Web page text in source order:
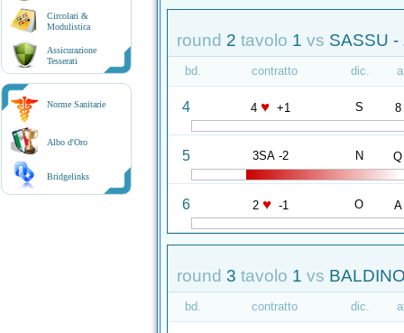
Circolari &
Modulistica
Assicurazione
Tesserati
Norme Sanitarie
Albo d'Oro
Bridgelinks
round 2 tavolo 1 vs SASSU -
bd. contratto dic.
4 4 ♥ +1 S 8
5 3SA -2 N Q
6 2 ♥ -1 O A
round 3 tavolo 1 vs
bd. contratto dic.